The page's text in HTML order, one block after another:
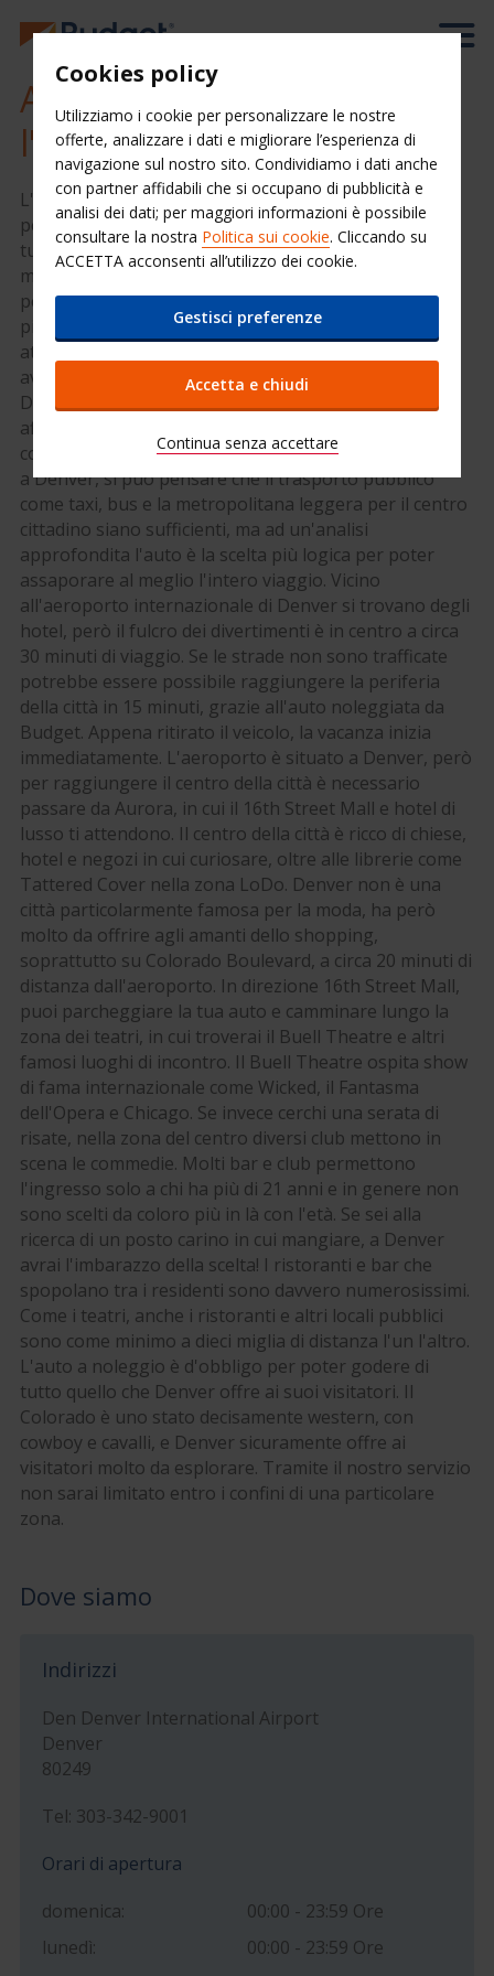
Auto a noleggio presso
l'Aeroporto di Denver
L'autonoleggio a Denver ti darà la certezza di non
perdere nulla delle attrazioni del Colorado Prenota la
tua
auto a noleggioa Denver, utilizzando il semplice
modulo a sinistra. Un noleggio di un'auto è un must
per visitare la magnifica area circostante. Sarà un
piacere per te ritirare l'auto all'aeroporto appena
atterri, per cominciare immediatamente le tue
avventure. Conosciuta come The 'Mile High' City,
Denver è un centro importante per la cultura, per gli
affari, nonché per le montagne spettacolari scelte
come meta dai turisti alla ricerca di avventura. Arrivati
a Denver, si può pensare che il trasporto pubblico
come taxi, bus e la metropolitana leggera per il centro
cittadino siano sufficienti, ma ad un'analisi
approfondita l'auto è la scelta più logica per poter
assaporare al meglio l'intero viaggio. Vicino
all'aeroporto internazionale di Denver si trovano degli
hotel, però il fulcro dei divertimenti è in centro a circa
30 minuti di viaggio. Se le strade non sono trafficate
potrebbe essere possibile raggiungere la periferia
della città in 15 minuti, grazie all'auto noleggiata da
Budget. Appena ritirato il veicolo, la vacanza inizia
immediatamente. L'aeroporto è situato a Denver, però
per raggiungere il centro della città è necessario
passare da Aurora, in cui il 16th Street Mall e hotel di
lusso ti attendono. Il centro della città è ricco di chiese,
hotel e negozi in cui curiosare, oltre alle librerie come
Tattered Cover nella zona LoDo. Denver non è una
città particolarmente famosa per la moda, ha però
molto da offrire agli amanti dello shopping,
soprattutto su Colorado Boulevard, a circa 20 minuti di
distanza dall'aeroporto. In direzione 16th Street Mall,
puoi parcheggiare la tua auto e camminare lungo la
zona dei teatri, in cui troverai il Buell Theatre e altri
famosi luoghi di incontro. Il Buell Theatre ospita show
di fama internazionale come Wicked, il Fantasma
dell'Opera e Chicago. Se invece cerchi una serata di
risate, nella zona del centro diversi club mettono in
scena le commedie. Molti bar e club permettono
l'ingresso solo a chi ha più di 21 anni e in genere non
sono scelti da coloro più in là con l'età. Se sei alla
ricerca di un posto carino in cui mangiare, a Denver
avrai l'imbarazzo della scelta! I ristoranti e bar che
spopolano tra i residenti sono davvero numerosissimi.
Come i teatri, anche i ristoranti e altri locali pubblici
sono come minimo a dieci miglia di distanza l'un l'altro.
L'auto a noleggio è d'obbligo per poter godere di
tutto quello che Denver offre ai suoi visitatori. Il
Colorado è uno stato decisamente western, con
cowboy e cavalli, e Denver sicuramente offre ai
visitatori molto da esplorare. Tramite il nostro servizio
non sarai limitato entro i confini di una particolare
zona.
Dove siamo
Indirizzi
Den Denver International Airport
Denver
80249
Tel: 303-342-9001
Orari di apertura
domenica:
00:00 - 23:59 Ore
lunedì:
00:00 - 23:59 Ore
Cookies policy
Utilizziamo i cookie per personalizzare le nostre
offerte, analizzare i dati e migliorare l’esperienza di
navigazione sul nostro sito. Condividiamo i dati anche
con partner affidabili che si occupano di pubblicità e
analisi dei dati; per maggiori informazioni è possibile
consultare la nostra Politica sui cookie. Cliccando su
ACCETTA acconsenti all’utilizzo dei cookie.
Gestisci preferenze
Accetta e chiudi
Continua senza accettare